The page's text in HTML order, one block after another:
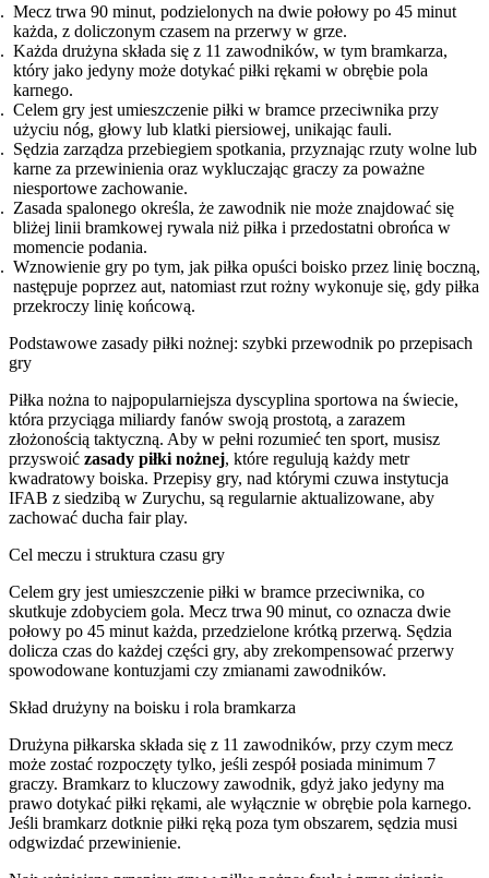
Mecz trwa 90 minut, podzielonych na dwie połowy po 45 minut
każda, z doliczonym czasem na przerwy w grze.
Każda drużyna składa się z 11 zawodników, w tym bramkarza,
który jako jedyny może dotykać piłki rękami w obrębie pola
karnego.
Celem gry jest umieszczenie piłki w bramce przeciwnika przy
użyciu nóg, głowy lub klatki piersiowej, unikając fauli.
Sędzia zarządza przebiegiem spotkania, przyznając rzuty wolne lub
karne za przewinienia oraz wykluczając graczy za poważne
niesportowe zachowanie.
Zasada spalonego określa, że zawodnik nie może znajdować się
bliżej linii bramkowej rywala niż piłka i przedostatni obrońca w
momencie podania.
Wznowienie gry po tym, jak piłka opuści boisko przez linię boczną,
następuje poprzez aut, natomiast rzut rożny wykonuje się, gdy piłka
przekroczy linię końcową.
Podstawowe zasady piłki nożnej: szybki przewodnik po przepisach
gry
Piłka nożna to najpopularniejsza dyscyplina sportowa na świecie,
która przyciąga miliardy fanów swoją prostotą, a zarazem
złożonością taktyczną. Aby w pełni rozumieć ten sport, musisz
przyswoić zasady piłki nożnej, które regulują każdy metr
kwadratowy boiska. Przepisy gry, nad którymi czuwa instytucja
IFAB z siedzibą w Zurychu, są regularnie aktualizowane, aby
zachować ducha fair play.
Cel meczu i struktura czasu gry
Celem gry jest umieszczenie piłki w bramce przeciwnika, co
skutkuje zdobyciem gola. Mecz trwa 90 minut, co oznacza dwie
połowy po 45 minut każda, przedzielone krótką przerwą. Sędzia
dolicza czas do każdej części gry, aby zrekompensować przerwy
spowodowane kontuzjami czy zmianami zawodników.
Skład drużyny na boisku i rola bramkarza
Drużyna piłkarska składa się z 11 zawodników, przy czym mecz
może zostać rozpoczęty tylko, jeśli zespół posiada minimum 7
graczy. Bramkarz to kluczowy zawodnik, gdyż jako jedyny ma
prawo dotykać piłki rękami, ale wyłącznie w obrębie pola karnego.
Jeśli bramkarz dotknie piłki ręką poza tym obszarem, sędzia musi
odgwizdać przewinienie.